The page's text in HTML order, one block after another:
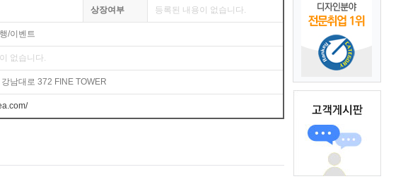
상장여부 등록된 내용이 없습니다.
/이벤트
없습니다.
남대로 372 FINE TOWER